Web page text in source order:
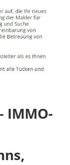
IMMO-